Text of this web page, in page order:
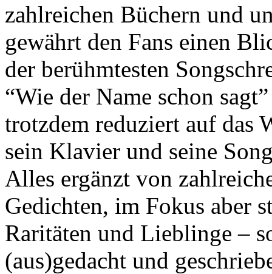
zahlreichen Büchern und
gewährt den Fans einen
der berühmtesten
“Wie der Name schon
trotzdem reduziert auf das
sein Klavier und seine
Alles ergänzt von
Gedichten, im Fokus aber
Raritäten und Lieblinge –
(aus)gedacht und